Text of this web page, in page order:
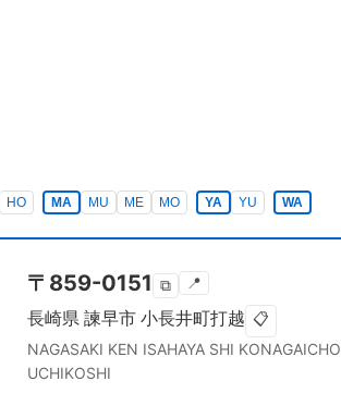
HO MA MU ME MO YA YU WA
〒 859-0151 ⧉ 📍
長崎県 諫早市 小長井町打越 📋
NAGASAKI KEN ISAHAYA SHI KONAGAICHO
UCHIKOSHI